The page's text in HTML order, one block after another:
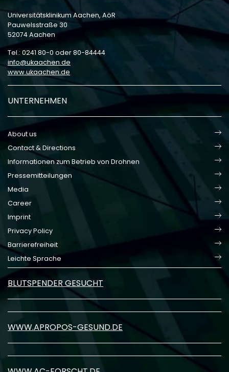
Universitätsklinikum Aachen, AöR
Pauwelsstraße 30
52074 Aachen
Tel.: 0241 80-0 oder 80-84444
info
ukaachen de
www.ukaachen.de
UNTERNEHMEN
About us
Contact & Directions
Informationen zum Betrieb von Drohnen
Pressemitteilungen
Media
Career
Imprint
Privacy Policy
Barrierefreiheit
Leichte Sprache
BLUTSPENDER GESUCHT
WWW.APROPOS-GESUND.DE